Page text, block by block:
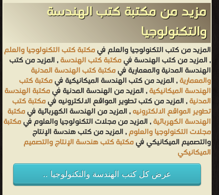
مزيد من مكتبة كتب الهندسة
والتكنولوجيا
المزيد من كتب التكنولوجيا والعلم فيمكتبة كتب التكنولوجيا والعلم
, المزيد من كتب الهندسة فيمكتبة كتب الهندسة, المزيد من كتب
الهندسة المدنية والمعمارية فيمكتبة كتب الهندسة المدنية
والمعمارية, المزيد من كتب الهندسة الميكانيكية فيمكتبة كتب
الهندسة الميكانيكية, المزيد من الهندسة المدنية فيمكتبة الهندسة
المدنية, المزيد من كتب تطوير المواقع الالكترونيه فيمكتبة كتب
تطوير المواقع الالكترونيه, المزيد من الهندسة الكهربائية فيمكتبة
الهندسة الكهربائية, المزيد من مجلات التكنولوجيا والعلوم فيمكتبة
مجلات التكنولوجيا والعلوم, المزيد من كتب هندسة الإنتاج
والتصميم الميكانيكي فيمكتبة كتب هندسة الإنتاج والتصميم
الميكانيكي
عرض كل كتب الهندسة والتكنولوجيا ..